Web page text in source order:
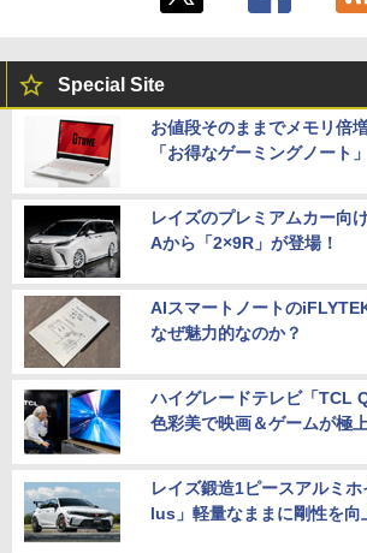
Special Site
お値段そのままでメモリ倍
「お得なゲーミングノート」
レイズのプレミアムカー向
Aから「2×9R」が登場！
AIスマートノートの
なぜ魅力的なのか？
ハイグレードテレビ「TCL
色彩美で映画＆ゲームが極
レイズ鍛造1ピースアルミ
lus」軽量なままに剛性を向